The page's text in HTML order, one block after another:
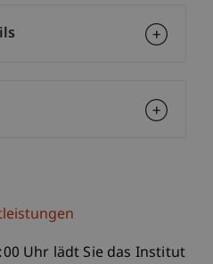
Uhr lädt Sie das Institut